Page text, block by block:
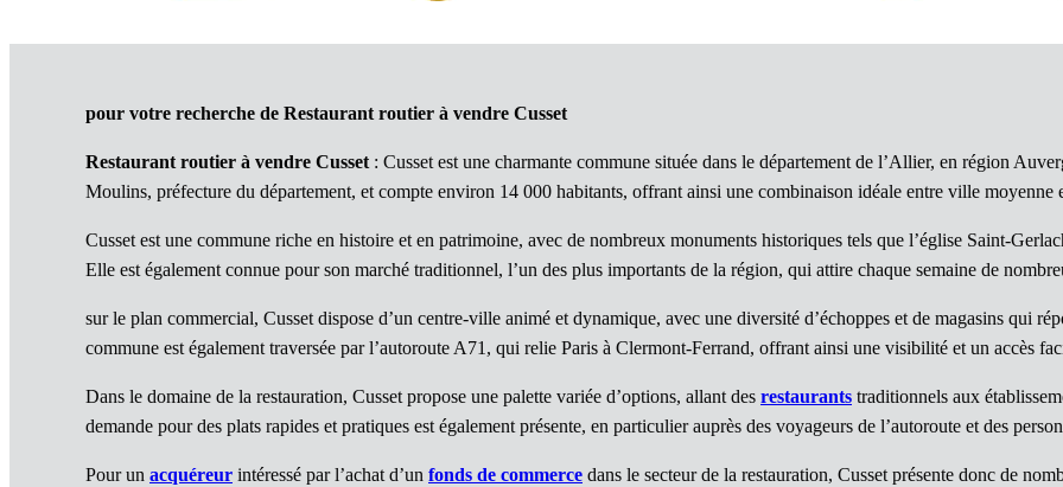
pour votre recherche de Restaurant routier à vendre Cusset
Restaurant routier à vendre Cusset : Cusset est une charmante commune située dans le département de l’Allier, en région
Moulins, préfecture du département, et compte environ 14 000 habitants, offrant ainsi une combinaison idéale entre ville moyenne
Cusset est une commune riche en histoire et en patrimoine, avec de nombreux monuments historiques tels que l’église Saint-
Elle est également connue pour son marché traditionnel, l’un des plus importants de la région, qui attire chaque semaine de
sur le plan commercial, Cusset dispose d’un centre-ville animé et dynamique, avec une diversité d’échoppes et de magasins qui
commune est également traversée par l’autoroute A71, qui relie Paris à Clermont-Ferrand, offrant ainsi une visibilité et un accès
Dans le domaine de la restauration, Cusset propose une palette variée d’options, allant des restaurants traditionnels aux
demande pour des plats rapides et pratiques est également présente, en particulier auprès des voyageurs de l’autoroute et des
Pour un acquéreur intéressé par l’achat d’un fonds de commerce dans le secteur de la restauration, Cusset présente donc de